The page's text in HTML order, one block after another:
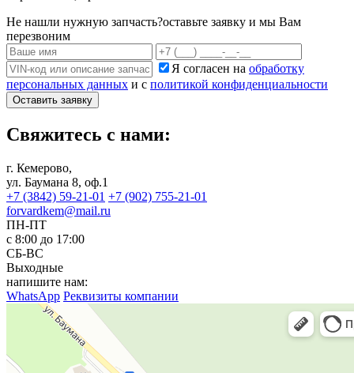
Не нашли нужную запчасть?оставьте заявку и мы Вам
перезвоним
Я согласен на обработку
персональных данных и с политикой конфиденциальности
Оставить заявку
Свяжитесь с нами:
г. Кемерово,
ул. Баумана 8, оф.1
+7 (3842) 59-21-01 +7 (902) 755-21-01
forvardkem@mail.ru
ПН-ПТ
с 8:00 до 17:00
СБ-ВС
Выходные
напишите нам:
WhatsApp Реквизиты компании